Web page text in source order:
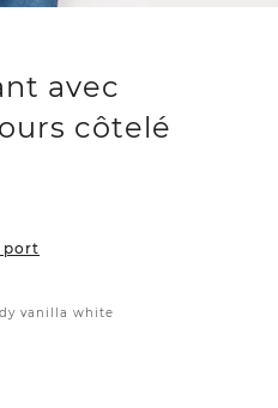
avec
côtelé
port
vanilla white